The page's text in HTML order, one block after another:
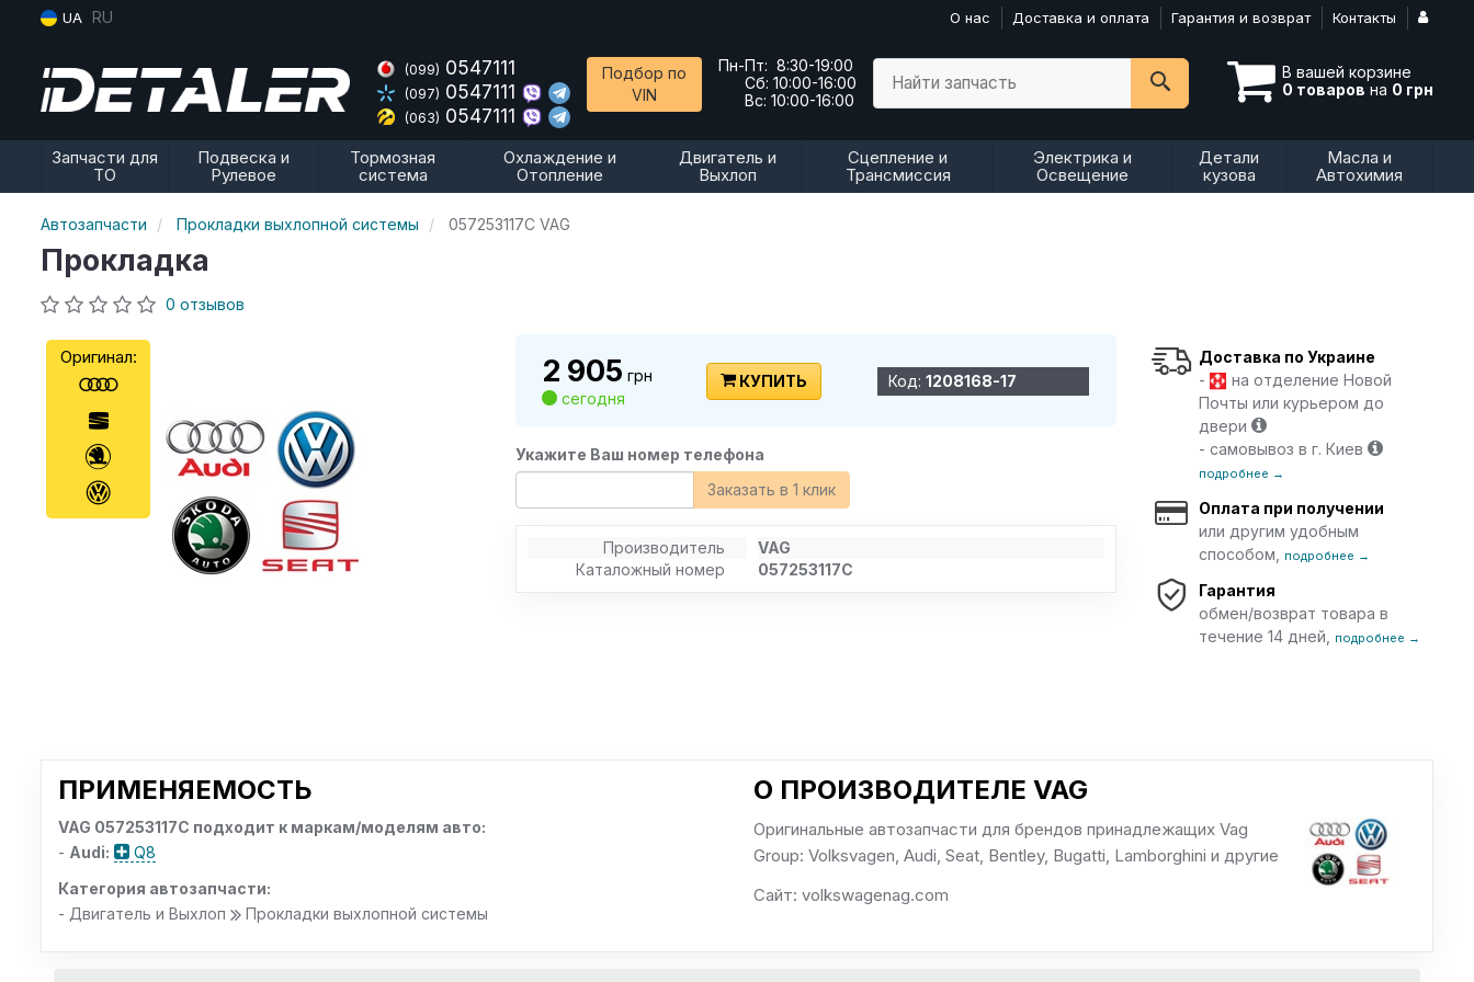
UA RU О нас Доставка и оплата Гарантия и возврат Контакты
(099) 0547111
(097) 0547111
(063) 0547111
Подбор по
VIN
Пн-Пт: 8:30-19:00
Сб: 10:00-16:00
Вс: 10:00-16:00
В вашей корзине
0 товаров на 0 грн
Найти запчасть
Запчасти для
ТО
Подвеска и
Рулевое
Тормозная
система
Охлаждение и
Отопление
Двигатель и
Выхлоп
Сцепление и
Трансмиссия
Электрика и
Освещение
Детали
кузова
Масла и
Автохимия
Автозапчасти Прокладки выхлопной системы 057253117C VAG
Прокладка
0 отзывов
Оригинал: 2 905 грн
сегодня
КУПИТЬ Код:1208168-17
Укажите Ваш номер телефона
Заказать в 1 клик
Производитель
VAG
Каталожный номер
057253117C
Доставка по Украине
-
на отделение Новой
Почты или курьером до
двери
- самовывоз в г. Киев
подробнее →
Оплата при получении
или другим удобным
способом,
подробнее →
Гарантия
обмен/возврат товара в
течение 14 дней,
подробнее →
ПРИМЕНЯЕМОСТЬ
VAG 057253117C подходит к маркам/моделям авто:
- Audi:
Q8
Категория автозапчасти:
- Двигатель и Выхлоп
Прокладки выхлопной системы
О ПРОИЗВОДИТЕЛЕ VAG
Оригинальные автозапчасти для брендов принадлежащих Vag
Group: Volksvagen, Audi, Seat, Bentley, Bugatti, Lamborghini и другие
Сайт: volkswagenag.com